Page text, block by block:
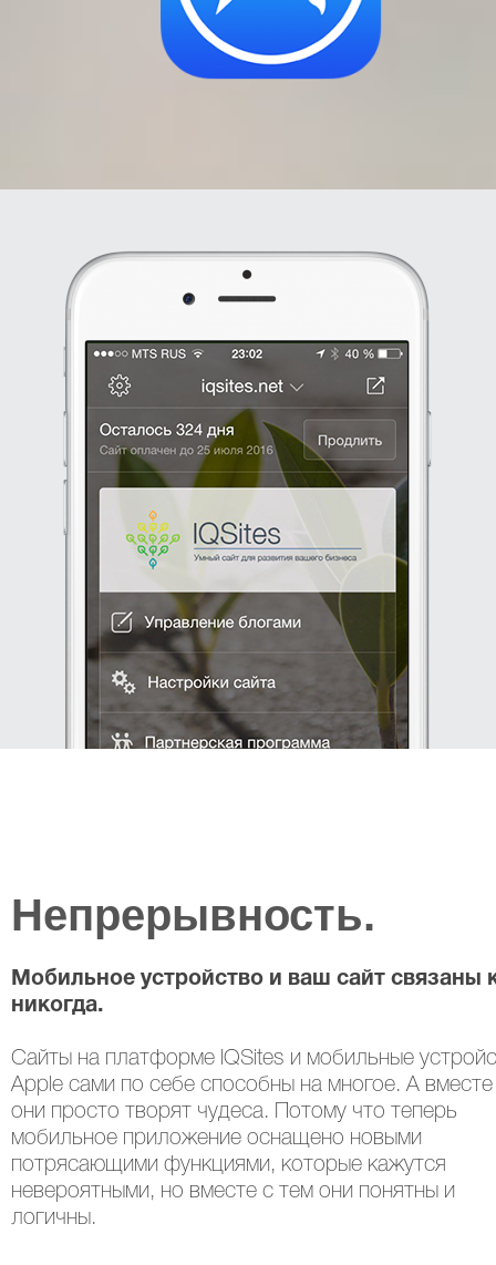
Непрерывность.
Мобильное устройство и ваш сайт связаны
никогда.
Сайты на платформе IQSites и мобильные
Apple сами по себе способны на многое. А вместе
они просто творят чудеса. Потому что теперь
мобильное приложение оснащено новыми
потрясающими функциями, которые кажутся
невероятными, но вместе с тем они понятны и
логичны.